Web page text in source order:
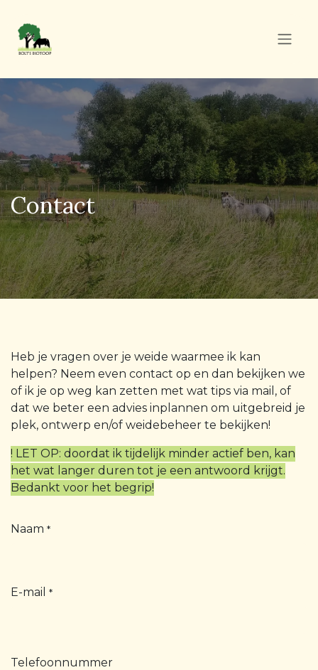
Contact
Heb je vragen over je weide waarmee ik kan
helpen? Neem even contact op en dan bekijken we
of ik je op weg kan zetten met wat tips via mail, of
dat we beter een advies inplannen om uitgebreid je
plek, ontwerp en/of weidebeheer te bekijken!
! LET OP: doordat ik tijdelijk minder actief ben, kan
het wat langer duren tot je een antwoord krijgt.
Bedankt voor het begrip!
Naam *
E-mail *
Telefoonnummer